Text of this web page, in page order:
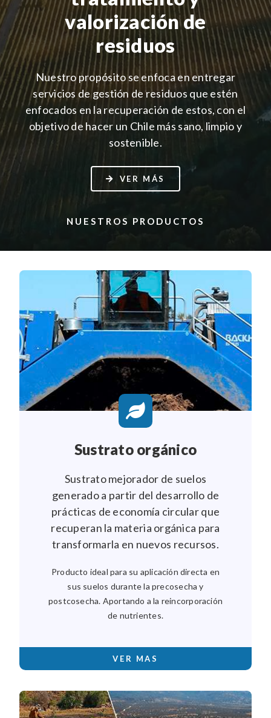
valorización de
residuos
Nuestro propósito se enfoca en entregar
servicios de gestión de residuos que estén
enfocados en la recuperación de estos, con el
objetivo de hacer un Chile más sano, limpio y
sostenible.
VER MÁS
NUESTROS PRODUCTOS
Sustrato orgánico
Sustrato mejorador de suelos
generado a partir del desarrollo de
prácticas de economía circular que
recuperan la materia orgánica para
transformarla en nuevos recursos.
Producto ideal para su aplicación directa en
sus suelos durante la precosecha y
postcosecha. Aportando a la reincorporación
de nutrientes.
VER MAS